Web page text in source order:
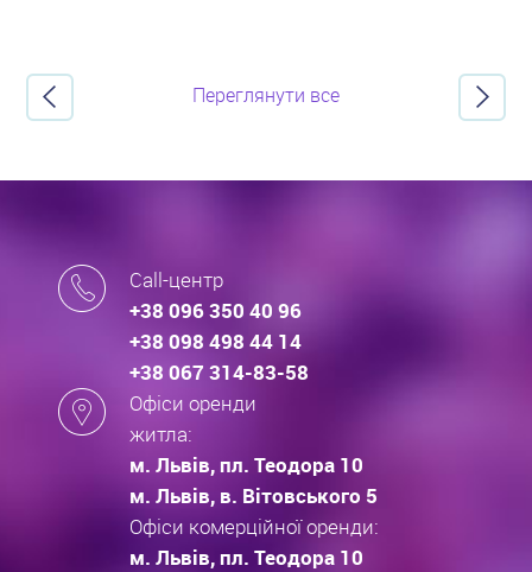
Переглянути все
Call-центр
+38 096 350 40 96
+38 098 498 44 14
+38 067 314-83-58
Офіси оренди
житла:
м. Львів, пл. Теодора 10
м. Львів, в. Вітовського 5
Офіси комерційної оренди:
м. Львів, пл. Теодора 10